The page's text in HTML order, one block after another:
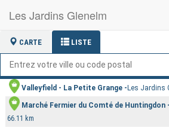
Les Jardins Glenelm
CARTE LISTE
Valleyfield - La Petite Grange Les Jardins
Marché Fermier du Comté de Huntingdon
66.11 km